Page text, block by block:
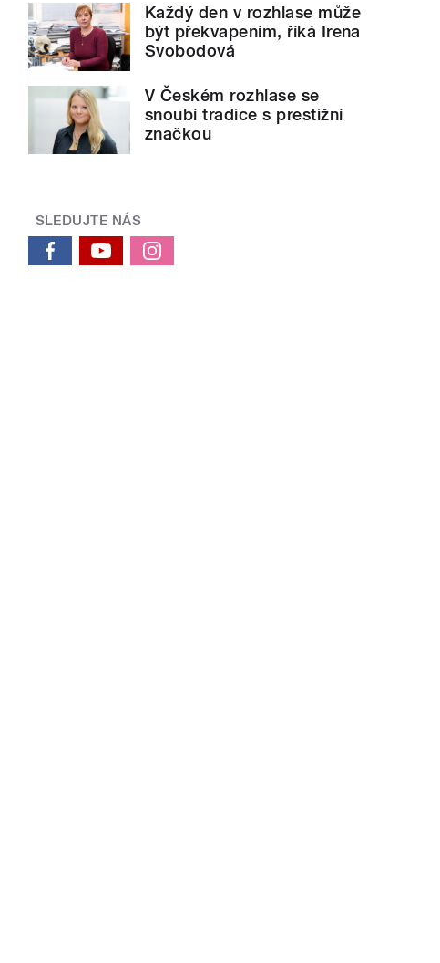
Každý den v rozhlase může
být překvapením, říká Irena
Svobodová
V Českém rozhlase se
snoubí tradice s prestižní
značkou
SLEDUJTE NÁS